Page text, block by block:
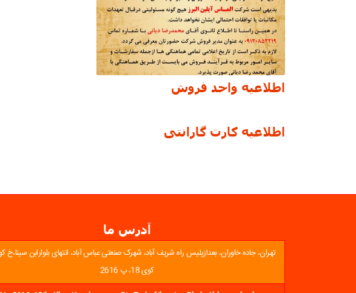
اطلاعیه واحد فروش
اطلاعیه کارت گارانتی
آدرس ما
تهران، جاده خاوران، بعدازپلیس راه شریف آباد، شهرک صنعتی عباس آباد، انتهای بلوارابن سینا،خ
کوی 18، پ 2616